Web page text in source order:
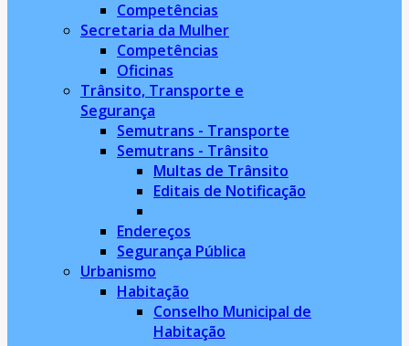
Competências
Secretaria da Mulher
Competências
Oficinas
Trânsito, Transporte e
Segurança
Semutrans - Transporte
Semutrans - Trânsito
Multas de Trânsito
Editais de Notificação
Endereços
Segurança Pública
Urbanismo
Habitação
Conselho Municipal de
Habitação